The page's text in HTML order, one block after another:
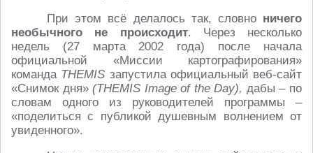
При этом всё делалось так, словно ничего
необычного не происходит. Через несколько
недель (27 марта 2002 года) после начала
официальной «Миссии картографирования»
команда THEMIS запустила официальный веб-сайт
«Снимок дня»(THEMIS Image of the Day), дабы – по
словам одного из руководителей программы –
«поделиться с публикой душевным волнением от
увиденного».